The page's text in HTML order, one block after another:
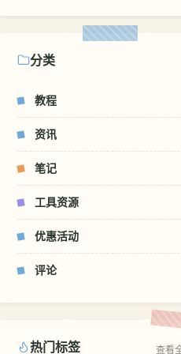
分类
教程
资讯
笔记
工具资源
优惠活动
评论
热门标签 查看